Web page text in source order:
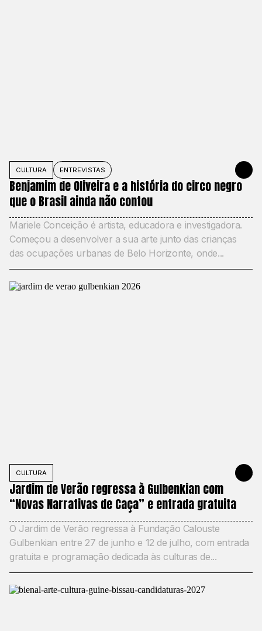
CULTURA ENTREVISTAS JUNE 12,
Benjamim de Oliveira e a história do circo negro
que o Brasil ainda não contou
Mariele Conceição é artista, educadora e investigadora.
Começou a desenvolver a sua arte junto das crianças
das ocupações urbanas de Belo Horizonte, onde...
CULTURA JUNE 11,
Jardim de Verão regressa à Gulbenkian com
“Novas Narrativas de Caça” e entrada gratuita
O Jardim de Verão regressa à Fundação Calouste
Gulbenkian entre 27 de junho e 12 de julho, com entrada
gratuita e programação dedicada às culturas de...